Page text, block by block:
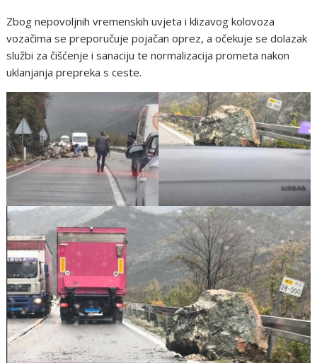
Zbog nepovoljnih vremenskih uvjeta i klizavog kolovoza
vozačima se preporučuje pojačan oprez, a očekuje se dolazak
službi za čišćenje i sanaciju te normalizacija prometa nakon
uklanjanja prepreka s ceste.